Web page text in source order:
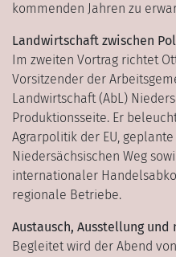
kommenden Jahren zu
Landwirtschaft zwischen
Im zweiten Vortrag richtet
Vorsitzender der
Landwirtschaft (AbL)
Produktionsseite. Er
Agrarpolitik der EU,
Niedersächsischen Weg
internationaler
regionale Betriebe.
Austausch, Ausstellung und
Begleitet wird der Abend